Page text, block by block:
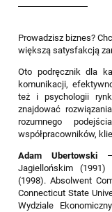
Prowadzisz biznes?
większą satysfakcją
Oto podręcznik dla
komunikacji,
też i psychologii
znajdować
rozumnego
współpracowników,
Adam Ubertowski –
Jagiellońskim
(1998). Absolwent
Connecticut State
Wydziale